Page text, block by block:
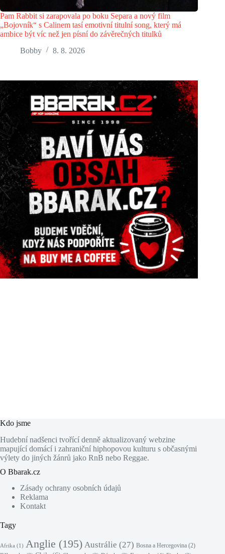
Pam Rabbit si zarapovala po boku Separa a nový film
„Bojovník“ s Calinem tasí emotivní titulní song, který má
ambice být víc než jen písní do závěrečných titulků
Bobby
8. 8. 2026
Kdo jsme
Hudební nadšenci tvořící denně aktualizovaný webzine
mapující domácí i zahraniční hiphopovou kulturu s občasnými
výlety do jiných žánrů jako RnB nebo Reggae.
O Bbarak.cz
Zásady ochrany osobních údajů
Reklama
Kontakt
Tagy
Afrika (1) Anglie (195) Austrálie (27) Bosna a Hercegovina (2)